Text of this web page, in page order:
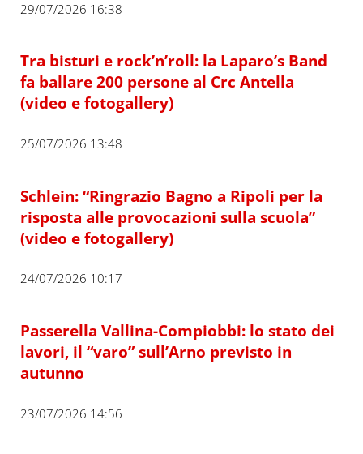
29/07/2026 16:38
Tra bisturi e rock’n’roll: la Laparo’s Band
fa ballare 200 persone al Crc Antella
(video e fotogallery)
25/07/2026 13:48
Schlein: “Ringrazio Bagno a Ripoli per la
risposta alle provocazioni sulla scuola”
(video e fotogallery)
24/07/2026 10:17
Passerella Vallina-Compiobbi: lo stato dei
lavori, il “varo” sull’Arno previsto in
autunno
23/07/2026 14:56